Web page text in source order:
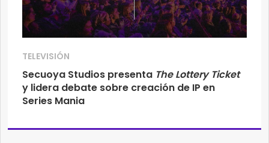
TELEVISIÓN
Secuoya Studios presenta The Lottery Ticket
y lidera debate sobre creación de IP en
Series Mania